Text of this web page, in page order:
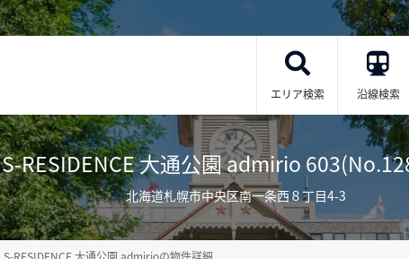
エリア検索 沿線検索
S-RESIDENCE 大通公園 admirio
北海道札幌市中央区南一条西８丁目4-3
S-RESIDENCE 大通公園 admirioの物件詳細